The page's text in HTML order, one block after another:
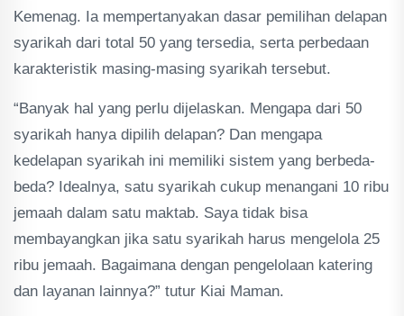
Kemenag. Ia mempertanyakan dasar pemilihan delapan
syarikah dari total 50 yang tersedia, serta perbedaan
karakteristik masing-masing syarikah tersebut.
“Banyak hal yang perlu dijelaskan. Mengapa dari 50
syarikah hanya dipilih delapan? Dan mengapa
kedelapan syarikah ini memiliki sistem yang berbeda-
beda? Idealnya, satu syarikah cukup menangani 10 ribu
jemaah dalam satu maktab. Saya tidak bisa
membayangkan jika satu syarikah harus mengelola 25
ribu jemaah. Bagaimana dengan pengelolaan katering
dan layanan lainnya?” tutur Kiai Maman.